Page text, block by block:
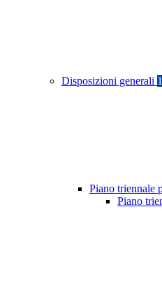
Disposizioni generali
Piano triennale
Piano